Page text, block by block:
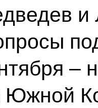
и
–
Южной